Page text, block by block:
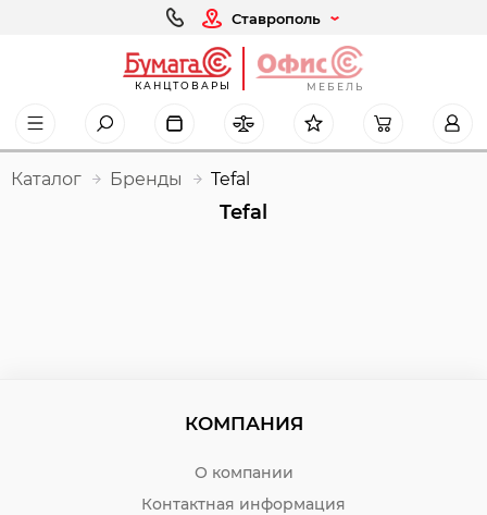
Ставрополь
КАНЦТОВАРЫ МЕБЕЛЬ
Каталог Бренды Tefal
Tefal
КОМПАНИЯ
О компании
Контактная информация